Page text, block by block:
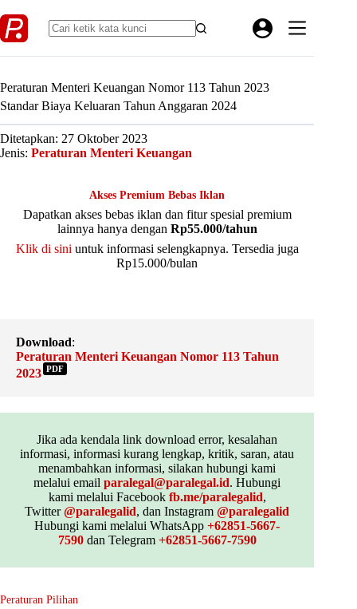
to
content
Peraturan Menteri Keuangan Nomor 113 Tahun 2023
Standar Biaya Keluaran Tahun Anggaran 2024
Ditetapkan: 27 Oktober 2023
Jenis: Peraturan Menteri Keuangan
Akses Premium Bebas Iklan
Dapatkan akses bebas iklan dan fitur spesial premium
lainnya hanya dengan Rp55.000/tahun
Klik di sini untuk informasi selengkapnya. Tersedia juga
Rp15.000/bulan
Download:
Peraturan Menteri Keuangan Nomor 113 Tahun
2023 PDF
Jika ada kendala link download error, kesalahan
informasi, informasi kurang lengkap, kritik, saran, atau
menambahkan informasi, silakan hubungi kami
melalui emailparalegal@paralegal.id. Hubungi
kami melalui Facebook fb.me/paralegalid,
Twitter@paralegalid, dan Instagram@paralegalid
Hubungi kami melalui WhatsApp+62851-5667-
7590dan Telegram +62851-5667-7590
Peraturan Pilihan